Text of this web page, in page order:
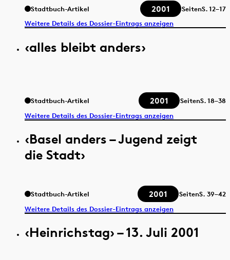
Stadtbuch-Artikel 2001 SeitenS.12–17
Weitere Details des Dossier-Eintrags anzeigen
‹alles bleibt anders›
Stadtbuch-Artikel 2001 SeitenS.18–38
Weitere Details des Dossier-Eintrags anzeigen
‹Basel anders – Jugend zeigt
die Stadt›
Stadtbuch-Artikel 2001 SeitenS. 39–42
Weitere Details des Dossier-Eintrags anzeigen
‹Heinrichstag› – 13. Juli 2001